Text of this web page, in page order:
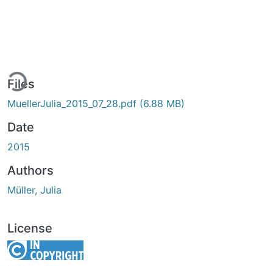
Files
MuellerJulia_2015_07_28.pdf (6.88 MB)
Date
2015
Authors
Müller, Julia
License